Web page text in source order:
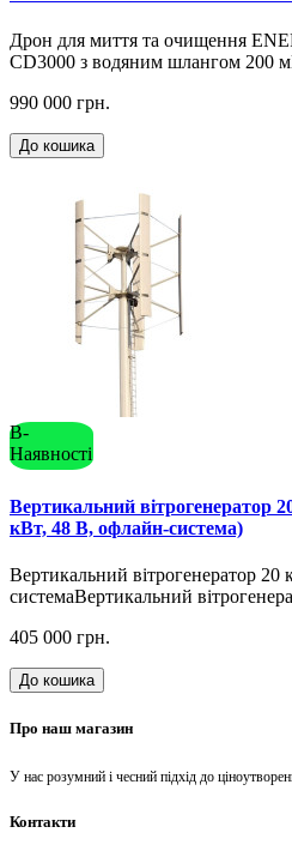
Дрон для миття та очищення
CD3000 з водяним шлангом 200
990 000 грн.
До кошика
В-
Наявності
Вертикальний вітрогенератор
кВт, 48 В, офлайн-система)
Вертикальний вітрогенератор
системаВертикальний
405 000 грн.
До кошика
Про наш магазин
У нас розумний і чесний підхід до
Контакти